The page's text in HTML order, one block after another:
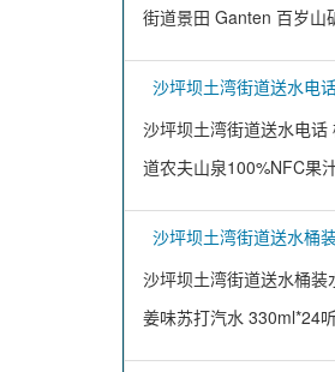
街道景田 Ganten 百岁山
沙坪坝土湾街道送水电
沙坪坝土湾街道送水电
道农夫山泉100%NFC果
沙坪坝土湾街道送水桶
沙坪坝土湾街道送水桶
姜味苏打汽水 330ml*24